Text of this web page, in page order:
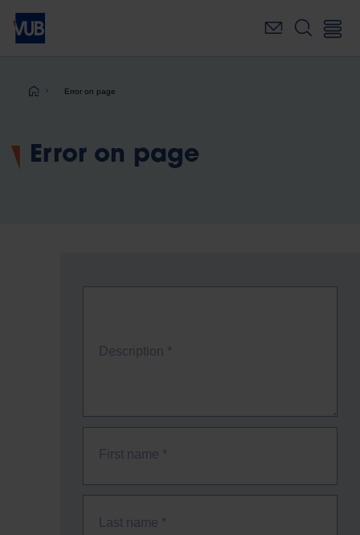
main
Breadcrumb
Error on page
Error on page
Description *
First name *
Last name *